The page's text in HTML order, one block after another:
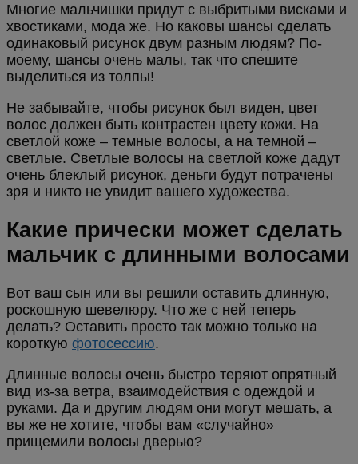
Многие мальчишки придут с выбритыми висками и
хвостиками, мода же. Но каковы шансы сделать
одинаковый рисунок двум разным людям? По-
моему, шансы очень малы, так что спешите
выделиться из толпы!
Не забывайте, чтобы рисунок был виден, цвет
волос должен быть контрастен цвету кожи. На
светлой коже – темные волосы, а на темной –
светлые. Светлые волосы на светлой коже дадут
очень блеклый рисунок, деньги будут потрачены
зря и никто не увидит вашего художества.
Какие прически может сделать
мальчик с длинными волосами
Вот ваш сын или вы решили оставить длинную,
роскошную шевелюру. Что же с ней теперь
делать? Оставить просто так можно только на
короткую фотосессию.
Длинные волосы очень быстро теряют опрятный
вид из-за ветра, взаимодействия с одеждой и
руками. Да и другим людям они могут мешать, а
вы же не хотите, чтобы вам «случайно»
прищемили волосы дверью?